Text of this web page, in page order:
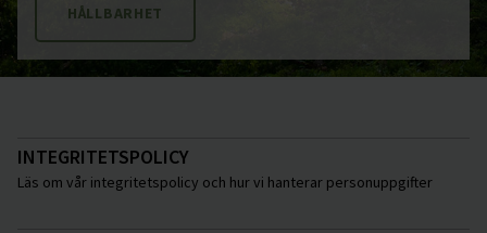
HÅLLBARHET
INTEGRITETSPOLICY
Läs om vår integritetspolicy och hur vi hanterar personuppgifter